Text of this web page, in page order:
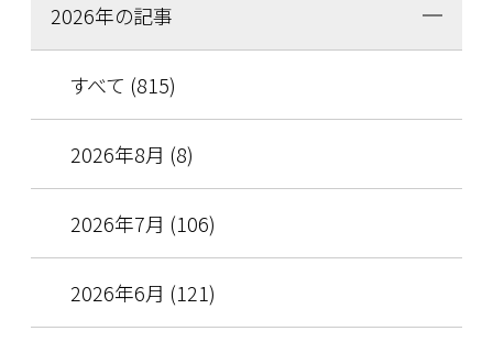
2026年の記事
すべて (815)
2026年8月 (8)
2026年7月 (106)
2026年6月 (121)